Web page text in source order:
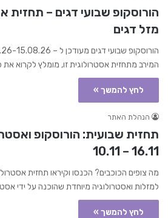
הורוסקופ שבועי דגים – תחזית
מזל דגים
המירב מתחזית אסטרולוגית זו, מומלץ לקרוא
לחץ להמשך »
הנהלת האתר
תחזית שבועית: הורוסקופ
16.11 – 10.11
מה צופים הכוכבים? הכנסו וקיראו תחזית
למזלות ואסטרולוגיה מיוחדת שהוכנה על ידי
לחץ להמשך »